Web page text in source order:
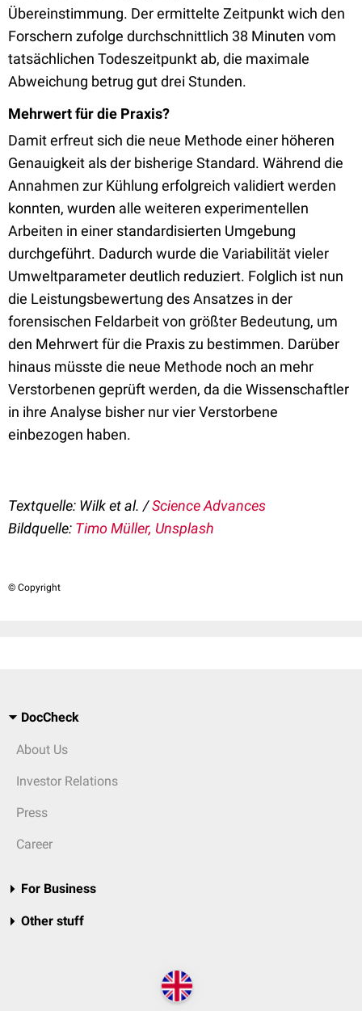
Übereinstimmung. Der ermittelte Zeitpunkt wich den
Forschern zufolge durchschnittlich 38 Minuten vom
tatsächlichen Todeszeitpunkt ab, die maximale
Abweichung betrug gut drei Stunden.
Mehrwert für die Praxis?
Damit erfreut sich die neue Methode einer höheren
Genauigkeit als der bisherige Standard. Während die
Annahmen zur Kühlung erfolgreich validiert werden
konnten, wurden alle weiteren experimentellen
Arbeiten in einer standardisierten Umgebung
durchgeführt. Dadurch wurde die Variabilität vieler
Umweltparameter deutlich reduziert. Folglich ist nun
die Leistungsbewertung des Ansatzes in der
forensischen Feldarbeit von größter Bedeutung, um
den Mehrwert für die Praxis zu bestimmen. Darüber
hinaus müsste die neue Methode noch an mehr
Verstorbenen geprüft werden, da die Wissenschaftler
in ihre Analyse bisher nur vier Verstorbene
einbezogen haben.
Textquelle: Wilk et al. /Science Advances
Bildquelle: Timo Müller, Unsplash
© Copyright
DocCheck
About Us
Investor Relations
Press
Career
For Business
Other stuff